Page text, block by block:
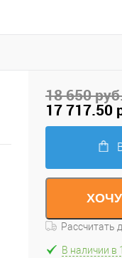
18 650
17 717.50
Рассчитать
В наличии в